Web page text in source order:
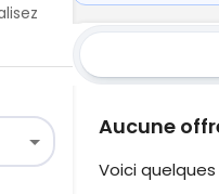
Aucune
Voici